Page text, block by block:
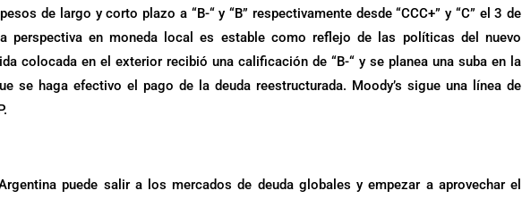
de largo y corto plazo a “B-“ y “B” respectivamente desde “CCC+” y “C” el 3 de
perspectiva en moneda local es estable como reflejo de las políticas del nuevo
colocada en el exterior recibió una calificación de “B-“ y se planea una suba en la
se haga efectivo el pago de la deuda reestructurada. Moody’s sigue una línea de
puede salir a los mercados de deuda globales y empezar a aprovechar el